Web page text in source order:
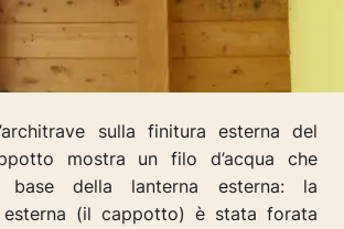
sulla finitura esterna del
mostra un filo d’acqua che
base della lanterna esterna: la
esterna (il cappotto) è stata forata